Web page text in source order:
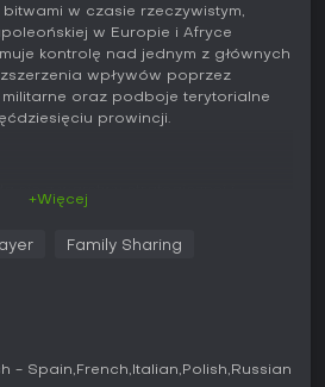
bitwami w czasie rzeczywistym,
w Europie i Afryce
kontrolę nad jednym z głównych
wpływów poprzez
oraz podboje terytorialne
prowincji.
z rywalami. Prowincje
i mają znaczenie strategiczne, a
rzeczywistym w
na lądzie i morzu. W bitwach
+Więcej
Family Sharing
- Spain French Italian Polish Russian